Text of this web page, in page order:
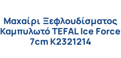
Μαχαίρι Ξεφλουδίσματος
Καμπυλωτό TEFAL Ice Force
7cm K2321214